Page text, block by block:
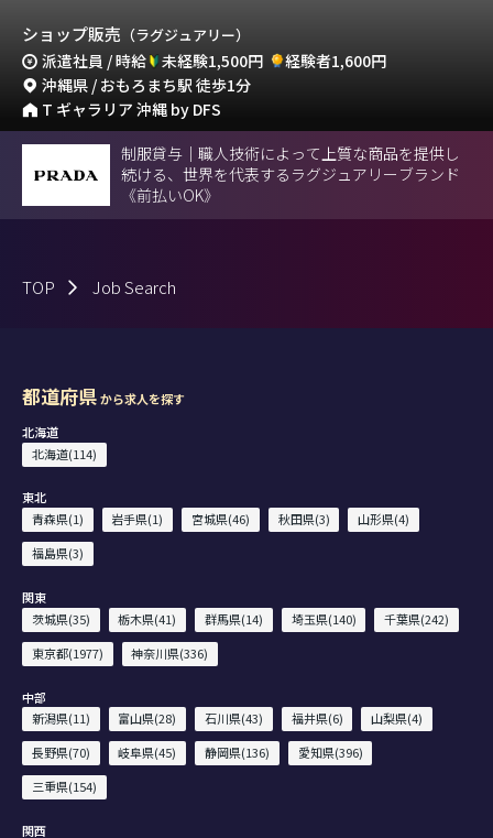
ショップ販売 （ラグジュアリー）
派遣社員 / 時給 未経験1,500円
経験者1,600円
沖縄県 / おもろまち駅 徒歩1分
T ギャラリア 沖縄 by DFS
制服貸与｜職人技術によって上質な商品を提供し
続ける、世界を代表するラグジュアリーブランド
《前払いOK》
TOP Job Search
都道府県から求人を探す
北海道
北海道(114)
東北
青森県(1)
岩手県(1) 宮城県(46) 秋田県(3)
山形県(4)
福島県(3)
関東
茨城県(35)
栃木県(41) 群馬県(14) 埼玉県(140)
千葉県(242)
東京都(1977)
神奈川県(336)
中部
新潟県(11)
富山県(28) 石川県(43) 福井県(6)
山梨県(4)
長野県(70)
岐阜県(45) 静岡県(136)
愛知県(396)
三重県(154)
関西